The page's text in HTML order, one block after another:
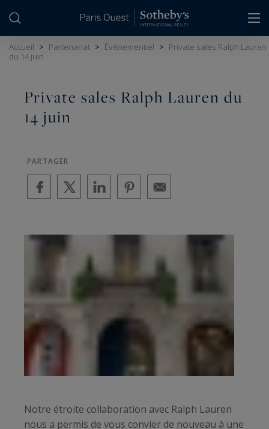
Accueil > Partenariat > Événementiel > Private sales Ralph Lauren
du 14 juin
Private sales Ralph Lauren du
14 juin
PARTAGER
Notre étroite collaboration avec Ralph Lauren
nous a permis de vous convier de nouveau à une